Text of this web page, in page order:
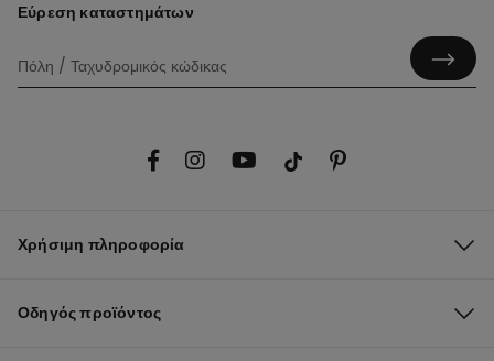
Εύρεση καταστημάτων
Χρήσιμη πληροφορία
Οδηγός προϊόντος